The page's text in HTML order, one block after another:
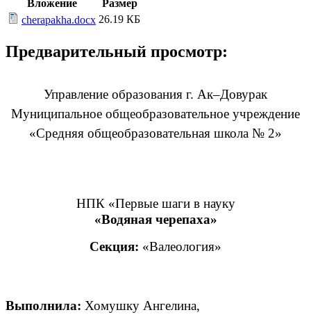
Вложение
Размер
cherapakha.docx 26.19 КБ
Предварительный просмотр:
Управление образования г. Ак–Довурак
Муниципальное общеобразовательное учреждение
«Средняя общеобразовательная школа № 2»
НПК «Первые шаги в науку
«Водяная черепаха»
Секция: «Валеология»
Выполнила: Хомушку Ангелина,